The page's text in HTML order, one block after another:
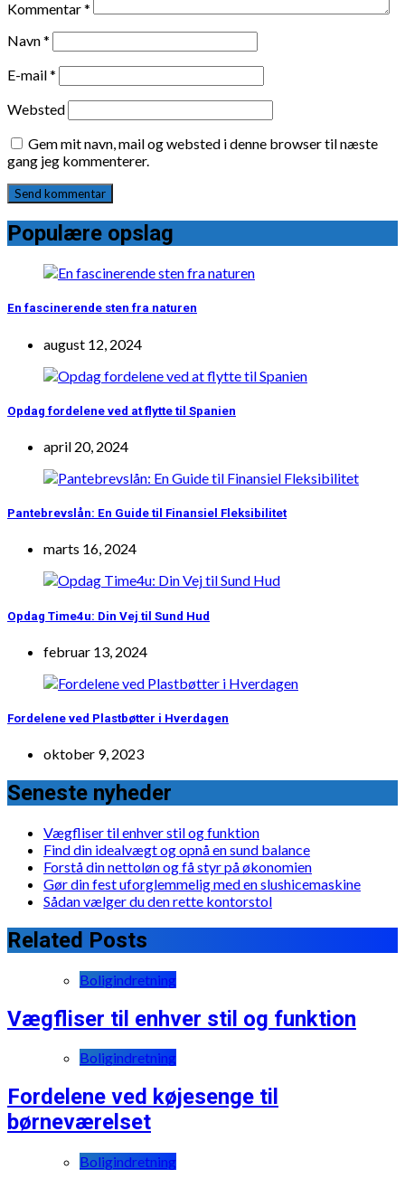
Kommentar*
Navn*
E-mail*
Websted
Gem mit navn, mail og websted i denne browser til næste
gang jeg kommenterer.
Populære opslag
En fascinerende sten fra naturen
august 12, 2024
Opdag fordelene ved at flytte til Spanien
april 20, 2024
Pantebrevslån: En Guide til Finansiel Fleksibilitet
marts 16, 2024
Opdag Time4u: Din Vej til Sund Hud
februar 13, 2024
Fordelene ved Plastbøtter i Hverdagen
oktober 9, 2023
Seneste nyheder
Vægfliser til enhver stil og funktion
Find din idealvægt og opnå en sund balance
Forstå din nettoløn og få styr på økonomien
Gør din fest uforglemmelig med en slushicemaskine
Sådan vælger du den rette kontorstol
Related Posts
Boligindretning
Vægfliser til enhver stil og funktion
Boligindretning
Fordelene ved køjesenge til
børneværelset
Boligindretning